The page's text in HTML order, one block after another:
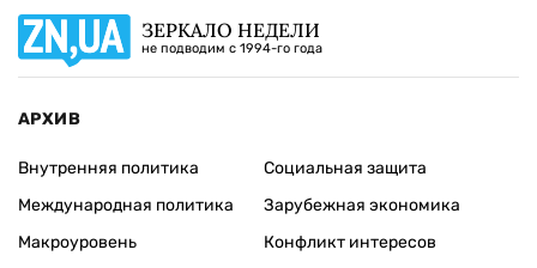
ЗЕРКАЛО НЕДЕЛИ
не подводим с 1994-го года
АРХИВ
Внутренняя политика
Международная политика
Макроуровень
Социальная защита
Зарубежная экономика
Конфликт интересов